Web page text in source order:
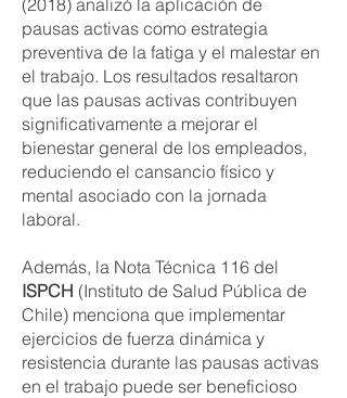
(2018) analizó la aplicación de
pausas activas como estrategia
preventiva de la fatiga y el malestar en
el trabajo. Los resultados resaltaron
que las pausas activas contribuyen
significativamente a mejorar el
bienestar general de los empleados,
reduciendo el cansancio físico y
mental asociado con la jornada
laboral.
Además, la Nota Técnica 116 del
ISPCH (Instituto de Salud Pública de
Chile) menciona que implementar
ejercicios de fuerza dinámica y
resistencia durante las pausas activas
en el trabajo puede ser beneficioso